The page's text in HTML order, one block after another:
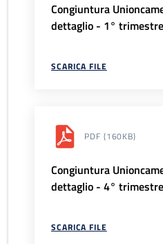
Congiuntura
dettaglio - 1°
SCARICA FILE
PDF (160KB)
Congiuntura
dettaglio - 4°
SCARICA FILE